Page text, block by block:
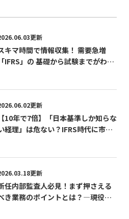
更新
キマ時間で情報収集！ 需要急増
「IFRS」の 基礎から試験までがわか
更新
【10年で7倍】「日本基準しか知らな
経理」は危ない？IFRS時代に市場
更新
任内部監査人必見！まず押さえる
き業務のポイントとは？―現役内